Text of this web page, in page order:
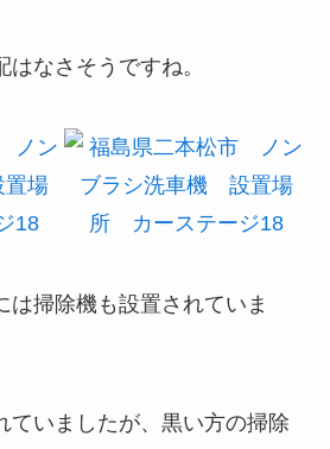
なさそうですね。
は掃除機も設置されていま
ていましたが、黒い方の掃除